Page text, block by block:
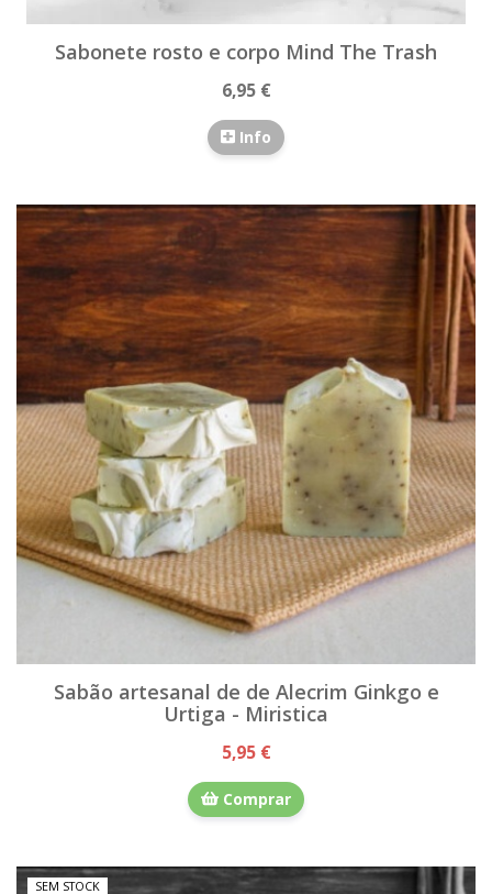
Sabonete rosto e corpo Mind The Trash
6,95 €
Info
Sabão artesanal de de Alecrim Ginkgo e
Urtiga - Miristica
5,95 €
Comprar
SEM STOCK